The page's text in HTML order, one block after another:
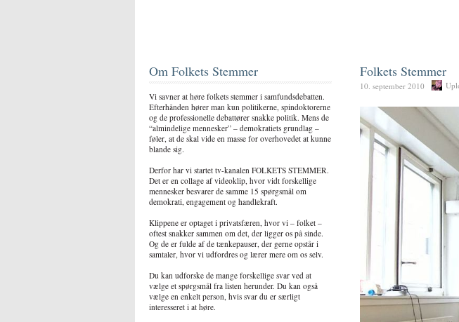
Om Folkets Stemmer
Vi savner at høre folkets stemmer i samfundsdebatten.
Efterhånden hører man kun politikerne, spindoktorerne
og de professionelle debattører snakke politik. Mens de
“almindelige mennesker” – demokratiets grundlag –
føler, at de skal vide en masse for overhovedet at kunne
blande sig.
Derfor har vi startet tv-kanalen FOLKETS STEMMER.
Det er en collage af videoklip, hvor vidt forskellige
mennesker besvarer de samme 15 spørgsmål om
demokrati, engagement og handlekraft.
Klippene er optaget i privatsfæren, hvor vi – folket –
oftest snakker sammen om det, der ligger os på sinde.
Og de er fulde af de tænkepauser, der gerne opstår i
samtaler, hvor vi udfordres og lærer mere om os selv.
Du kan udforske de mange forskellige svar ved at
vælge et spørgsmål fra listen herunder. Du kan også
vælge en enkelt person, hvis svar du er særligt
interesseret i at høre.
Folkets Stemmer
10. september 2010